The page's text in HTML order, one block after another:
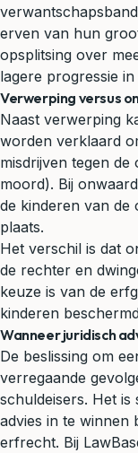
erven van hun
opsplitsing over
lagere progressie
Verwerping versus
Naast verwerping
worden verklaard
misdrijven tegen
moord). Bij
de kinderen van de
plaats.
Het verschil is dat
de rechter en
keuze is van de
kinderen
Wanneer juridisch
De beslissing om
verregaande
schuldeisers. Het
advies in te winnen
erfrecht. Bij